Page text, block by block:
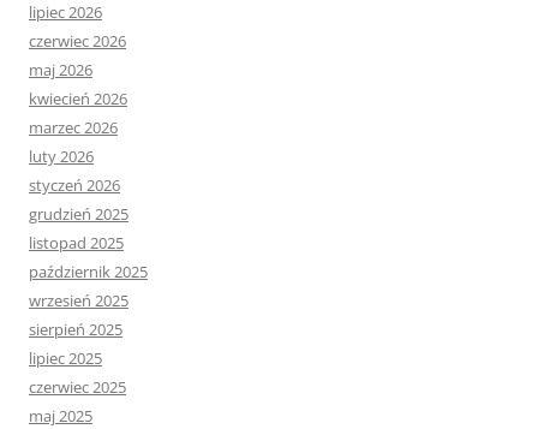
lipiec 2026
czerwiec 2026
maj 2026
kwiecień 2026
marzec 2026
luty 2026
styczeń 2026
grudzień 2025
listopad 2025
październik 2025
wrzesień 2025
sierpień 2025
lipiec 2025
czerwiec 2025
maj 2025